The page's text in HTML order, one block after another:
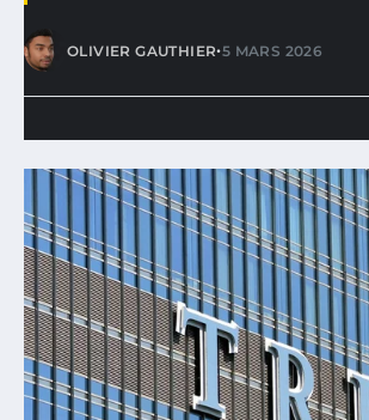
OLIVIER GAUTHIER•5 MARS 2026